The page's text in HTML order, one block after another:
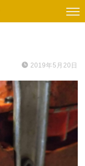
2019年5月20日